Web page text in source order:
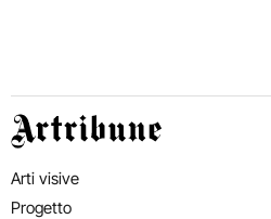
Artribune
Arti visive
Progetto